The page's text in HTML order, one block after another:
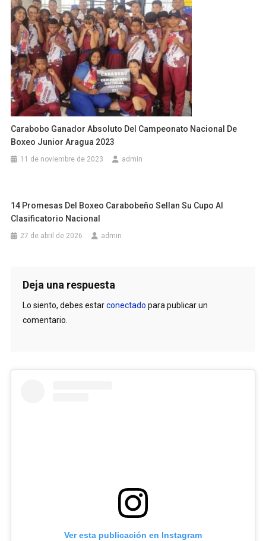
Carabobo Ganador Absoluto Del Campeonato Nacional De
Boxeo Junior Aragua 2023
11 de noviembre de 2023 admin
14 Promesas Del Boxeo Carabobeño Sellan Su Cupo Al
Clasificatorio Nacional
27 de abril de 2026 admin
Deja una respuesta
Lo siento, debes estarconectado para publicar un
comentario.
Ver esta publicación en Instagram